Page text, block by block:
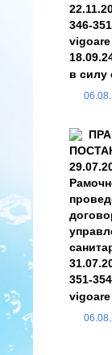
346-
в силу
351-
vigoare